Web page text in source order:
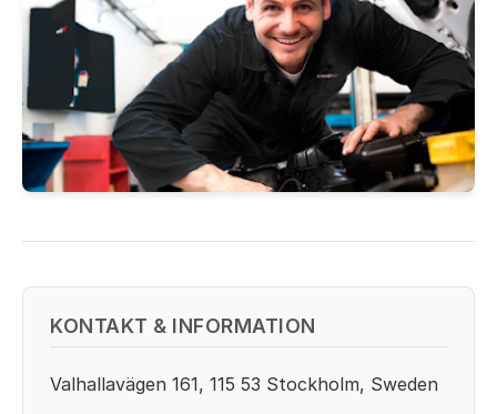
KONTAKT & INFORMATION
Valhallavägen 161, 115 53 Stockholm, Sweden